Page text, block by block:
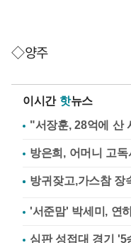
◇양주
이시간 핫뉴스
"서장훈, 28억에 산
방은희, 어머니 고
'서준맘' 박세미, 연
심판 성접대 경기